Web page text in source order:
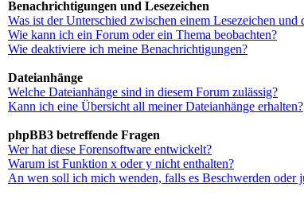
Benachrichtigungen und Lesezeichen
Was ist der Unterschied zwischen einem Lesezeichen
Wie kann ich ein Forum oder ein Thema beobachten?
Wie deaktiviere ich meine Benachrichtigungen?
Dateianhänge
Welche Dateianhänge sind in diesem Forum zulässig?
Kann ich eine Übersicht all meiner Dateianhänge erhalten?
phpBB3 betreffende Fragen
Wer hat diese Forensoftware entwickelt?
Warum ist Funktion x oder y nicht enthalten?
An wen soll ich mich wenden, falls es Beschwerden oder